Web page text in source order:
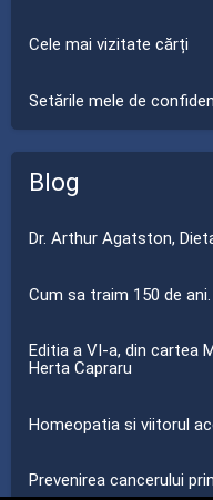
Cele mai vizitate cărți
Setările mele de
Blog
Dr. Arthur Agatston,
Cum sa traim 150 de
Editia a VI-a, din cartea
Herta Capraru
Homeopatia si viitorul
Prevenirea cancerului